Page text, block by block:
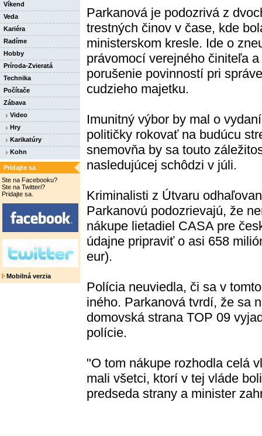
Víkend
Veda
Kariéra
Radíme
Hobby
Príroda-Zvieratá
Technika
Počítače
Zábava
Video
Hry
Karikatúry
Kohn
Pridajte sa
Ste na Facebooku?
Ste na Twitteri?
Pridajte sa.
Mobilná verzia
Parkanová je podozrivá z
trestných činov v čase, kde
ministerskom kresle. Ide o
právomocí verejného činiteľa a
porušenie povinností pri správe
cudzieho majetku.
Imunitný výbor by mal o vydaní
političky rokovať na budúcu
snemovňa by sa touto
nasledujúcej schôdzi v júli.
Kriminalisti z Útvaru
Parkanovú podozrievajú, že
nákupe lietadiel CASA pre
údajne pripraviť o asi 658
eur).
Polícia neuviedla, či sa v
iného. Parkanová tvrdí, že sa
domovská strana TOP 09
polície.
"O tom nákupe rozhodla celá
mali všetci, ktorí v tej vláde
predseda strany a minister